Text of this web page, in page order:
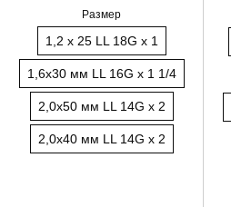
Размер
1,2 х 25 LL 18G х 1
1,6х30 мм LL 16G x 1 1/4
2,0х50 мм LL 14G x 2
2,0х40 мм LL 14G x 2